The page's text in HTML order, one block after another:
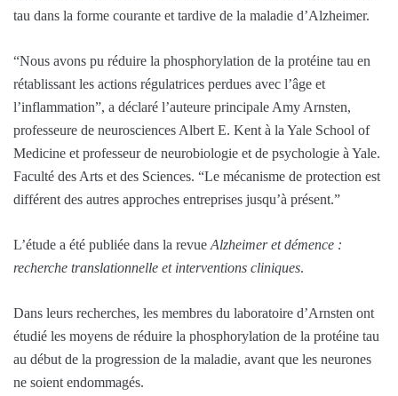
tau dans la forme courante et tardive de la maladie d’Alzheimer.
“Nous avons pu réduire la phosphorylation de la protéine tau en
rétablissant les actions régulatrices perdues avec l’âge et
l’inflammation”, a déclaré l’auteure principale Amy Arnsten,
professeure de neurosciences Albert E. Kent à la Yale School of
Medicine et professeur de neurobiologie et de psychologie à Yale.
Faculté des Arts et des Sciences. “Le mécanisme de protection est
différent des autres approches entreprises jusqu’à présent.”
L’étude a été publiée dans la revue Alzheimer et démence :
recherche translationnelle et interventions cliniques.
Dans leurs recherches, les membres du laboratoire d’Arnsten ont
étudié les moyens de réduire la phosphorylation de la protéine tau
au début de la progression de la maladie, avant que les neurones
ne soient endommagés.